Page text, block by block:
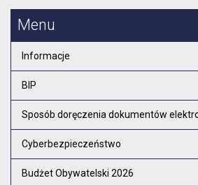
Menu
Informacje
BIP
Sposób doręczenia dokumentów
Cyberbezpieczeństwo
Budżet Obywatelski 2026